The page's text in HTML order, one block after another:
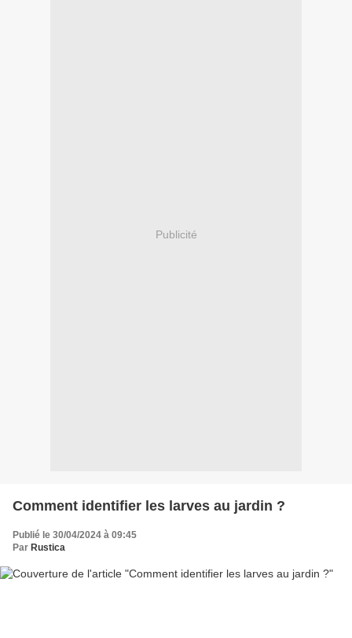
Publicité
Comment identifier les larves au jardin ?
Publié le 30/04/2024 à 09:45
Par Rustica